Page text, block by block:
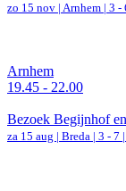
zo 15 nov | Arnhem | 3 -
Arnhem
19.45 - 22.00
Bezoek Begijnhof
za 15 aug | Breda | 3 - 7